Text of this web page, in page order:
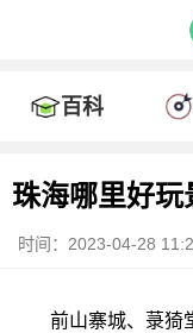
百科
珠海哪里好玩
时间：2023-04-28
前山寨城、菉猗